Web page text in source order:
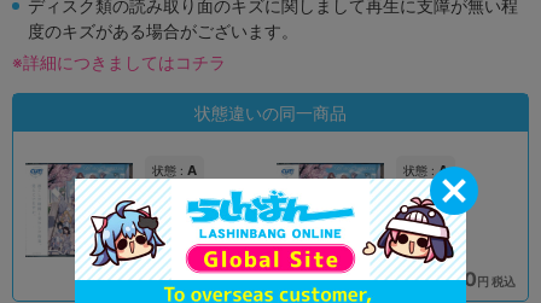
ディスク類の読み取り面のキズに関しまして再生に支障が無い程
度のキズがある場合がございます。
※詳細につきましてはコチラ
状態違いの同一商品
状態 : A
オンライン
品切状態 2,690円 税込
状態 :A
名古屋大須店
在庫あり 2,970 円 税込